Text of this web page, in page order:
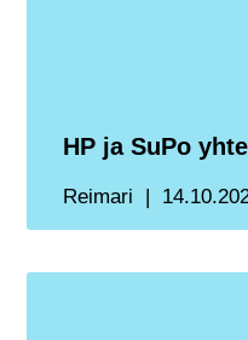
HP ja SuPo
Reimari